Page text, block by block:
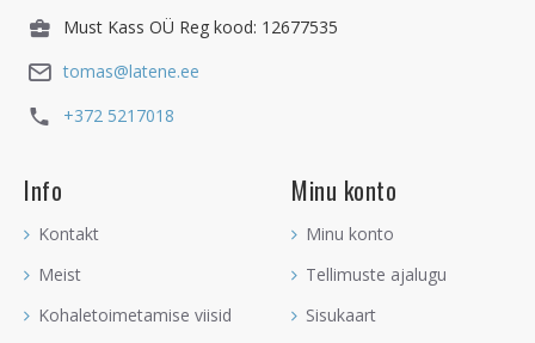
Must Kass OÜ Reg kood: 12677535
tomas@latene.ee
+372 5217018
Info
Kontakt
Meist
Kohaletoimetamise viisid
Minu konto
Minu konto
Tellimuste ajalugu
Sisukaart